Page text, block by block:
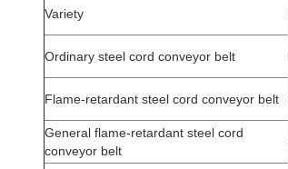
Variety
Ordinary steel cord conveyor belt
Flame-retardant steel cord conveyor belt
General flame-retardant steel cord
conveyor belt